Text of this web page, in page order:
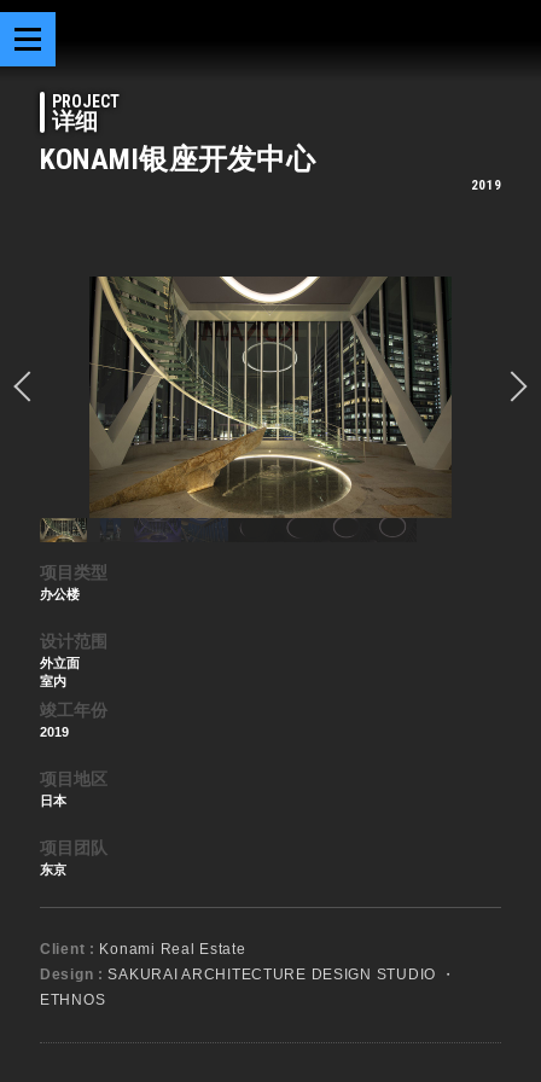
PROJECT
详细
KONAMI银座开发中心
2019
项目类型
办公楼
设计范围
外立面
室内
竣工年份
2019
项目地区
日本
项目团队
东京
Client : Konami Real Estate
Design :SAKURAI ARCHITECTURE DESIGN STUDIO ・
ETHNOS